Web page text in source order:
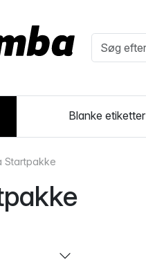
Blanke etiketter
Startpakke